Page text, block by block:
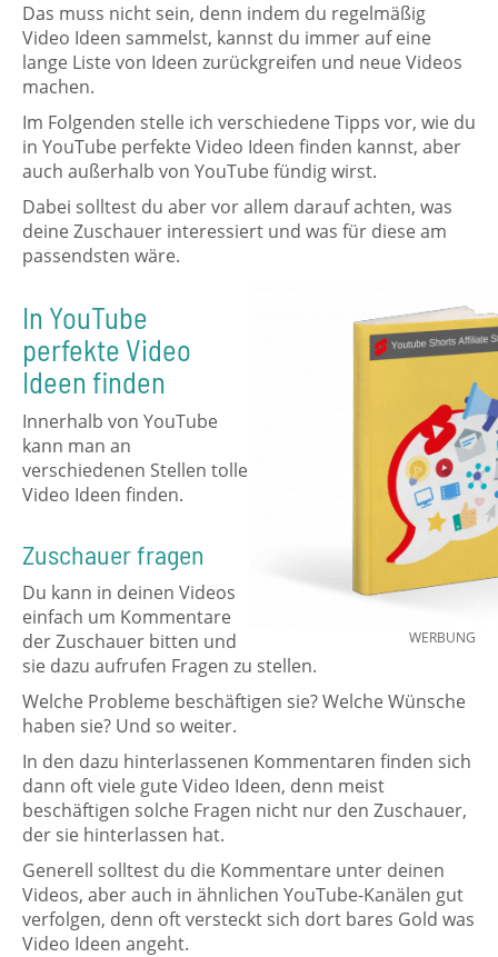
Das muss nicht sein, denn indem du regelmäßig
Video Ideen sammelst, kannst du immer auf eine
lange Liste von Ideen zurückgreifen und neue Videos
machen.
Im Folgenden stelle ich verschiedene Tipps vor, wie du
in YouTube perfekte Video Ideen finden kannst, aber
auch außerhalb von YouTube fündig wirst.
Dabei solltest du aber vor allem darauf achten, was
deine Zuschauer interessiert und was für diese am
passendsten wäre.
WERBUNG
In YouTube
perfekte Video
Ideen finden
Innerhalb von YouTube
kann man an
verschiedenen Stellen tolle
Video Ideen finden.
Zuschauer fragen
Du kann in deinen Videos
einfach um Kommentare
der Zuschauer bitten und
sie dazu aufrufen Fragen zu stellen.
Welche Probleme beschäftigen sie? Welche Wünsche
haben sie? Und so weiter.
In den dazu hinterlassenen Kommentaren finden sich
dann oft viele gute Video Ideen, denn meist
beschäftigen solche Fragen nicht nur den Zuschauer,
der sie hinterlassen hat.
Generell solltest du die Kommentare unter deinen
Videos, aber auch in ähnlichen YouTube-Kanälen gut
verfolgen, denn oft versteckt sich dort bares Gold was
Video Ideen angeht.